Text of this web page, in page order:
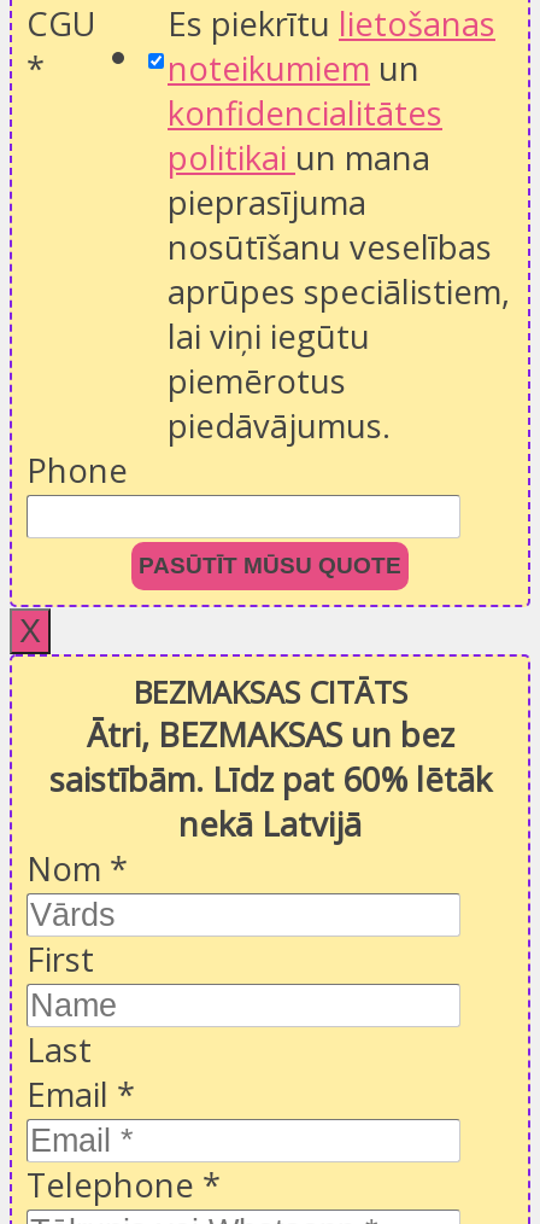
CGU
*
Es piekrītu lietošanas
noteikumiem un
konfidencialitātes
politikai un mana
pieprasījuma
nosūtīšanu veselības
aprūpes speciālistiem,
lai viņi iegūtu
piemērotus
piedāvājumus.
Phone
PASŪTĪT MŪSU QUOTE
X
BEZMAKSAS CITĀTS
Ātri, BEZMAKSAS un bez
saistībām. Līdz pat 60% lētāk
nekā Latvijā
Nom *
First
Last
Email *
Telephone *